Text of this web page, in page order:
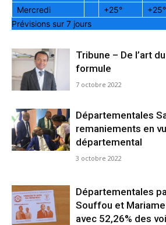
Mercredi
+25° +25°
Prévisions sur 7 jours
Tribune – De l’art
formule
7 octobre 2022
Départementales
remaniements en
départemental
3 octobre 2022
Départementales
Souffou et
avec 52,26% des